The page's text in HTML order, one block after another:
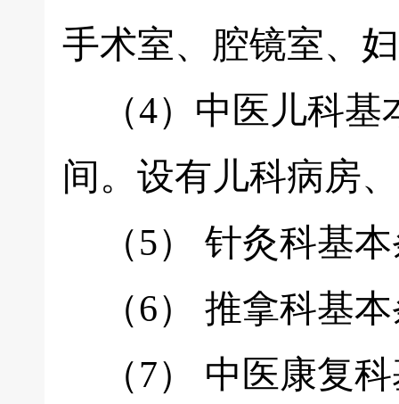
手术室、腔镜室、
（4）中医儿科基
间。设有儿科病房
（5） 针灸科基本
（6） 推拿科基本
（7） 中医康复科